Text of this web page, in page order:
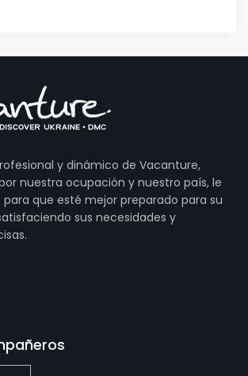
y dinámico de Vacanture,
nuestra ocupación y nuestro país, le
para que esté mejor preparado para su
sus necesidades y